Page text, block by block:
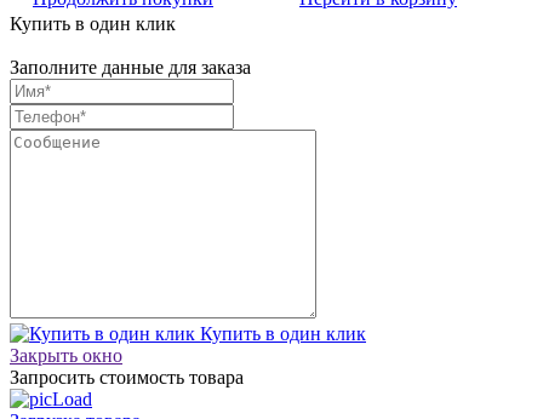
Купить в один клик
Заполните данные для заказа
Купить в один клик
Закрыть окно
Запросить стоимость товара